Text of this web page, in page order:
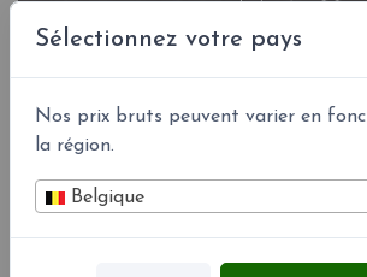
Sélectionnez votre pays
Nos prix bruts peuvent varier en
la région.
Belgique
Couleurs led °K